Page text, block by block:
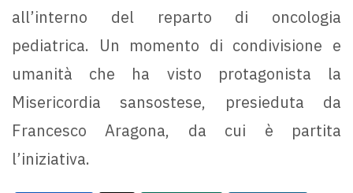
all’interno del reparto di oncologia
pediatrica. Un momento di condivisione e
umanità che ha visto protagonista la
Misericordia sansostese, presieduta da
Francesco Aragona, da cui è partita
l’iniziativa.